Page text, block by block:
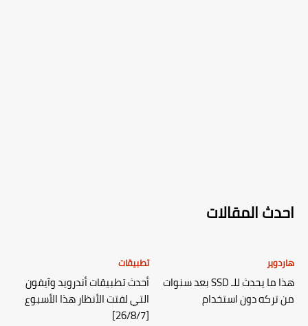
احدث المقالات
هاردوير
هذا ما يحدث للـ SSD بعد سنوات
من تركه دون استخدام
تطبيقات
أحدث تطبيقات أندرويد وآيفون
التي لفتت الأنظار هذا الأسبوع
[26/8/7]